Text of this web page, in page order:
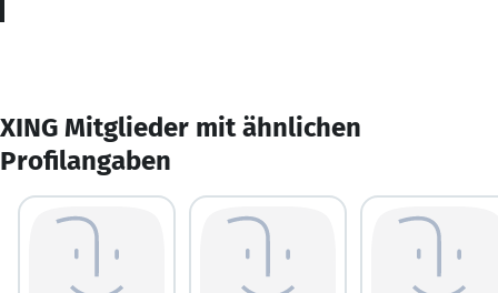
XING Mitglieder mit ähnlichen
Profilangaben